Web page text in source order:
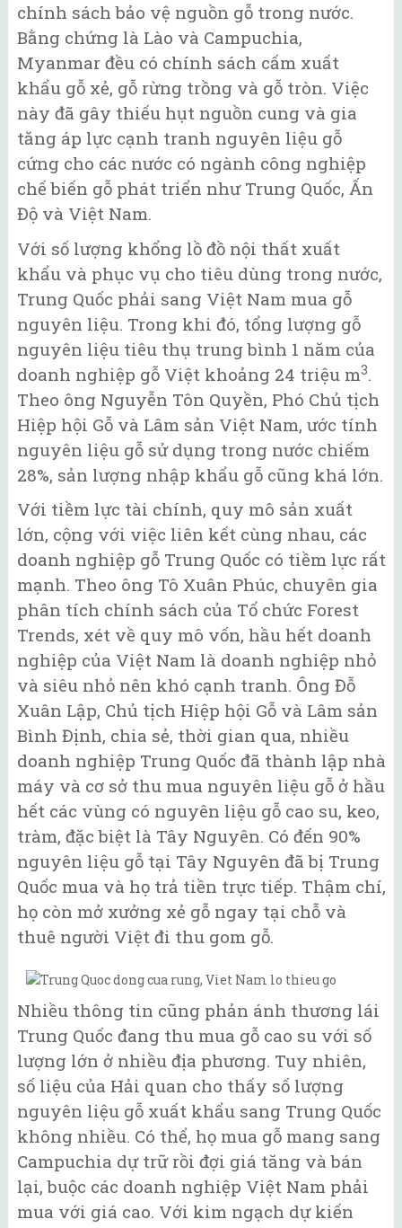
chính sách bảo vệ nguồn gỗ trong nước.
Bằng chứng là Lào và Campuchia,
Myanmar đều có chính sách cấm xuất
khẩu gỗ xẻ, gỗ rừng trồng và gỗ tròn. Việc
này đã gây thiếu hụt nguồn cung và gia
tăng áp lực cạnh tranh nguyên liệu gỗ
cứng cho các nước có ngành công nghiệp
chế biến gỗ phát triển như Trung Quốc, Ấn
Độ và Việt Nam.
Với số lượng khổng lồ đồ nội thất xuất
khẩu và phục vụ cho tiêu dùng trong nước,
Trung Quốc phải sang Việt Nam mua gỗ
nguyên liệu. Trong khi đó, tổng lượng gỗ
nguyên liệu tiêu thụ trung bình 1 năm của
doanh nghiệp gỗ Việt khoảng 24 triệu m3.
Theo ông Nguyễn Tôn Quyền, Phó Chủ tịch
Hiệp hội Gỗ và Lâm sản Việt Nam, ước tính
nguyên liệu gỗ sử dụng trong nước chiếm
28%, sản lượng nhập khẩu gỗ cũng khá lớn.
Với tiềm lực tài chính, quy mô sản xuất
lớn, cộng với việc liên kết cùng nhau, các
doanh nghiệp gỗ Trung Quốc có tiềm lực rất
mạnh. Theo ông Tô Xuân Phúc, chuyên gia
phân tích chính sách của Tổ chức Forest
Trends, xét về quy mô vốn, hầu hết doanh
nghiệp của Việt Nam là doanh nghiệp nhỏ
và siêu nhỏ nên khó cạnh tranh. Ông Đỗ
Xuân Lập, Chủ tịch Hiệp hội Gỗ và Lâm sản
Bình Định, chia sẻ, thời gian qua, nhiều
doanh nghiệp Trung Quốc đã thành lập nhà
máy và cơ sở thu mua nguyên liệu gỗ ở hầu
hết các vùng có nguyên liệu gỗ cao su, keo,
tràm, đặc biệt là Tây Nguyên. Có đến 90%
nguyên liệu gỗ tại Tây Nguyên đã bị Trung
Quốc mua và họ trả tiền trực tiếp. Thậm chí,
họ còn mở xưởng xẻ gỗ ngay tại chỗ và
thuê người Việt đi thu gom gỗ.
Nhiều thông tin cũng phản ánh thương lái
Trung Quốc đang thu mua gỗ cao su với số
lượng lớn ở nhiều địa phương. Tuy nhiên,
số liệu của Hải quan cho thấy số lượng
nguyên liệu gỗ xuất khẩu sang Trung Quốc
không nhiều. Có thể, họ mua gỗ mang sang
Campuchia dự trữ rồi đợi giá tăng và bán
lại, buộc các doanh nghiệp Việt Nam phải
mua với giá cao. Với kim ngạch dự kiến